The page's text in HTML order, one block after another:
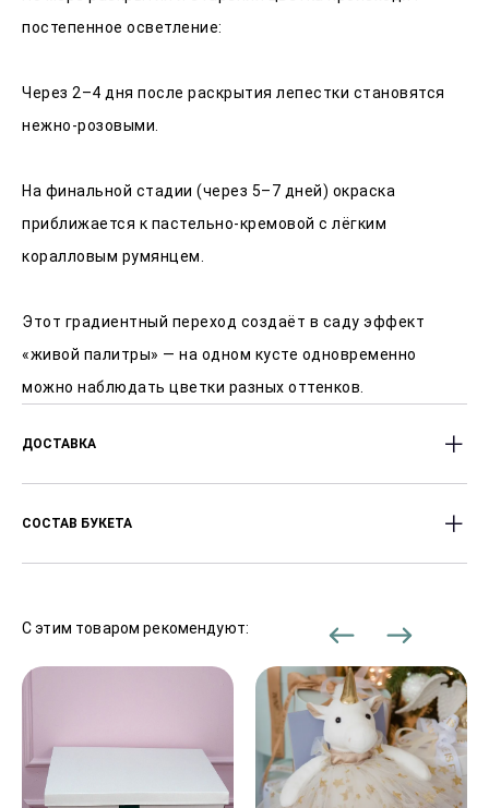
постепенное осветление:
Через 2–4 дня после раскрытия лепестки становятся
нежно‑розовыми.
На финальной стадии (через 5–7 дней) окраска
приближается к пастельно‑кремовой с лёгким
коралловым румянцем.
Этот градиентный переход создаёт в саду эффект
«живой палитры» — на одном кусте одновременно
можно наблюдать цветки разных оттенков.
ДОСТАВКА
Доставляем цветы с 8:00 до 23:00 часов.
района города.
В праздничные дни сроки доставки могут
СОСТАВ БУКЕТА
С этим товаром рекомендуют: